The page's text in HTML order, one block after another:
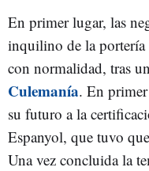
En primer lugar, las
inquilino de la portería
con normalidad, tras
Culemanía. En
su futuro a la
Espanyol, que tuvo
Una vez concluida la